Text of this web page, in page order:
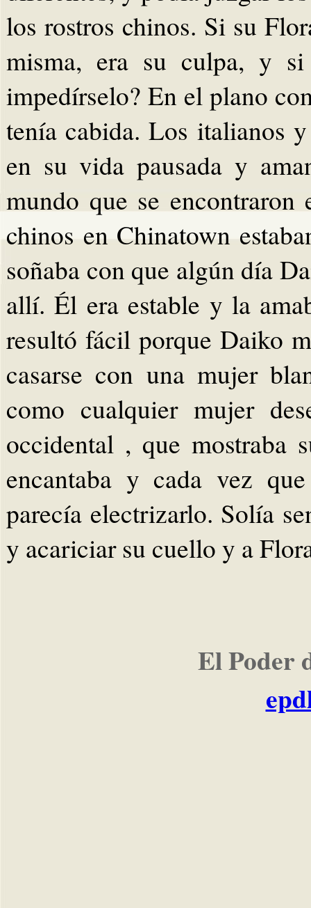
los rostros chinos. Si su
misma, era su culpa, y
impedírselo? En el plano
tenía cabida. Los italianos
en su vida pausada y
mundo que se
chinos en Chinatown
soñaba con que algún día
allí. Él era estable y la
resultó fácil porque Daiko
casarse con una mujer
como cualquier mujer
occidental , que mostraba
encantaba y cada vez
parecía electrizarlo. Solía
y acariciar su cuello y a
El Poder